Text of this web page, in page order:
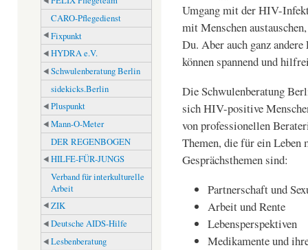
CARO-Pflegedienst
Fixpunkt
HYDRA e.V.
Schwulenberatung Berlin
sidekicks.Berlin
Pluspunkt
Mann-O-Meter
DER REGENBOGEN
HILFE-FÜR-JUNGS
Verband für interkulturelle
Arbeit
ZIK
Deutsche AIDS-Hilfe
Lesbenberatung
Umgang mit der HIV-
mit Menschen
Du. Aber auch ganz
können spannend und
Die Schwulenberatung
sich HIV-positive
von professionellen
Themen, die für ein
Gesprächsthemen sind:
Partnerschaft und
Arbeit und Rente
Lebensperspektiven
Medikamente und